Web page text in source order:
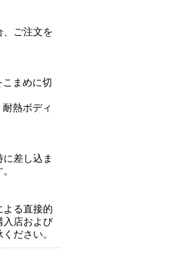
、ご注文を
こまめに切
熱ボディ
差し込ま
る直接的
入店および
ださい。